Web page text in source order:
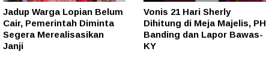
Jadup Warga Lopian Belum
Cair, Pemerintah Diminta
Segera Merealisasikan
Janji
Vonis 21 Hari Sherly
Dihitung di Meja Majelis, PH
Banding dan Lapor Bawas-
KY